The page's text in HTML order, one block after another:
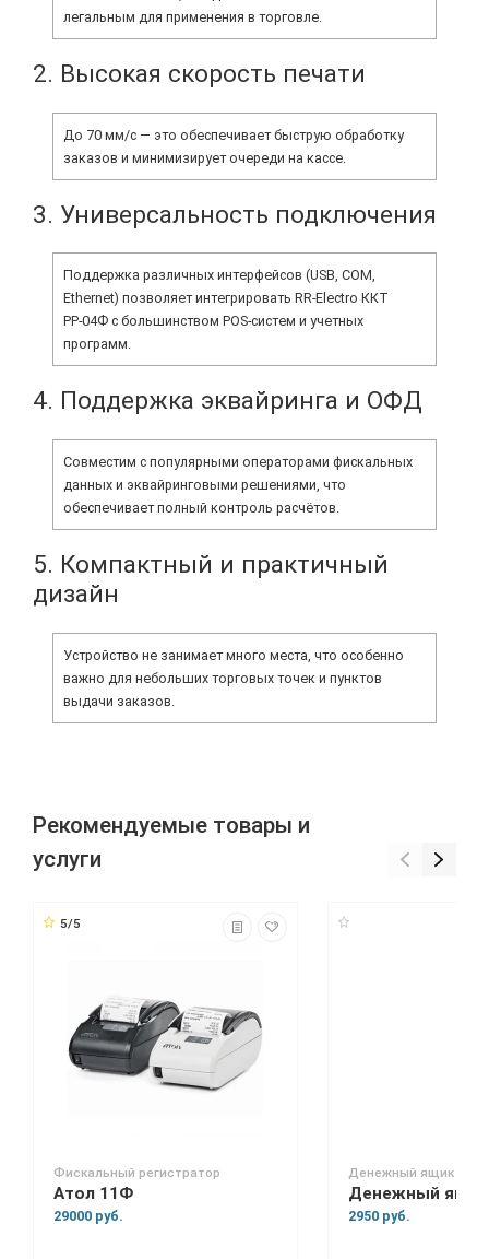
легальным для применения в торговле.
2. Высокая скорость печати
До 70 мм/с — это обеспечивает быструю обработку
заказов и минимизирует очереди на кассе.
3. Универсальность подключения
Поддержка различных интерфейсов (USB, COM,
Ethernet) позволяет интегрировать RR-Electro ККТ
РР-04Ф с большинством POS-систем и учетных
программ.
4. Поддержка эквайринга и ОФД
Совместим с популярными операторами фискальных
данных и эквайринговыми решениями, что
обеспечивает полный контроль расчётов.
5. Компактный и практичный
дизайн
Устройство не занимает много места, что особенно
важно для небольших торговых точек и пунктов
выдачи заказов.
Рекомендуемые товары и
услуги
5/5
Фискальный регистратор
Атол 11Ф
29000 руб.
Денежный ящик
2950 руб.